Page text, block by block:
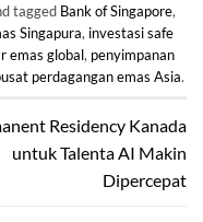
tagged Bank of Singapore,
Singapura, investasi safe
emas global, penyimpanan
perdagangan emas Asia.
Residency Kanada
untuk Talenta AI Makin
Dipercepat